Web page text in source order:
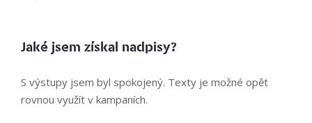
Jaké jsem získal nadpisy?
S výstupy jsem byl spokojený. Texty je možné opět
rovnou využít v kampaních.